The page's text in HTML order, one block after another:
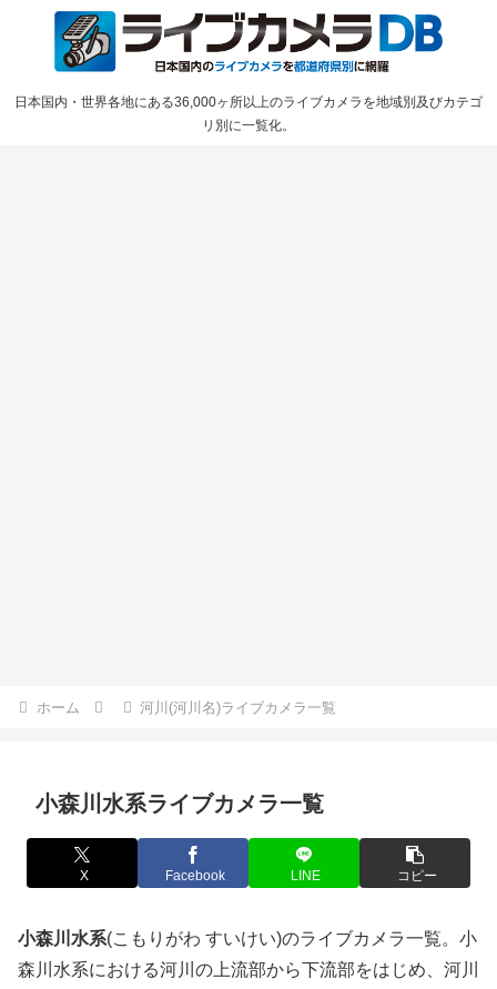
日本国内・世界各地にある36,000ヶ所以上のライブカメラを地域別及びカテゴ
リ別に一覧化。
ホーム 河川(河川名)ライブカメラ一覧
小森川水系ライブカメラ一覧
X Facebook LINE コピー
小森川水系(こもりがわ すいけい)のライブカメラ一覧。小
森川水系における河川の上流部から下流部をはじめ、河川